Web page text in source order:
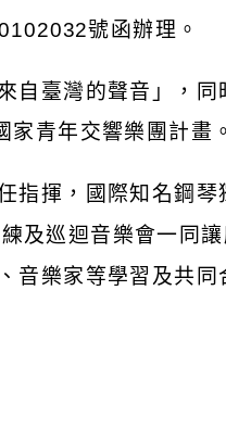
號函辦理。
自臺灣的聲音」，同
家青年交響樂團計畫。
指揮，國際知名鋼琴
及巡迴音樂會一同
音樂家等學習及共同